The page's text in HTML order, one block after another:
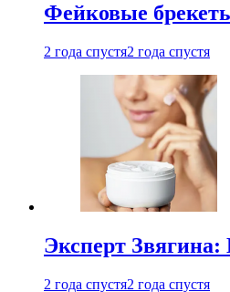
Фейковые
2 года спустя2 года спустя
Эксперт
2 года спустя2 года спустя